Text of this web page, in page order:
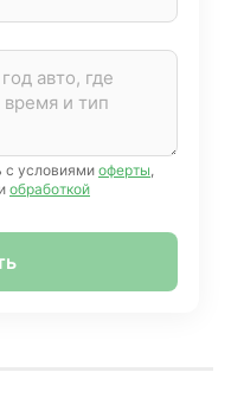
с условиямиоферты
и обработкой